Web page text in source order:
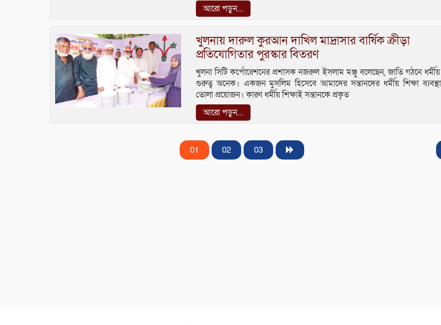
আরো পড়ুন...
খুলনায় দারুল কুরআন দাখিল মাদ্রাসার বার্ষিক ক্রীড়া
প্রতিযোগিতার পুরস্কার বিতরণ
খুলনা সিটি কর্পোরেশনের প্রশাসক নজরুল ইসলাম মঞ্জু বলেছেন, জাতি গঠনে ধর্মীয়
গুরুত্ব অনেক। একজন মুসলিম হিসেবে আমাদের সন্তানদের ধর্মীয় শিক্ষা
তোলা প্রয়োজন। কারণ ধর্মীয় শিক্ষাই সন্তানকে প্রকৃত
আরো পড়ুন...
01 02 03